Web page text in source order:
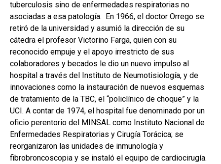
tuberculosis sino de enfermedades respiratorias no
asociadas a esa patología. En 1966, el doctor Orrego se
retiró de la universidad y asumió la dirección de su
cátedra el profesor Victorino Farga, quien con su
reconocido empuje y el apoyo irrestricto de sus
colaboradores y becados le dio un nuevo impulso al
hospital a través del Instituto de Neumotisiología, y de
innovaciones como la instauración de nuevos esquemas
de tratamiento de la TBC, el “policlínico de choque” y la
UCI. A contar de 1974, el hospital fue denominado por un
oficio perentorio del MINSAL como Instituto Nacional de
Enfermedades Respiratorias y Cirugía Torácica; se
reorganizaron las unidades de inmunología y
fibrobroncoscopia y se instaló el equipo de cardiocirugía.